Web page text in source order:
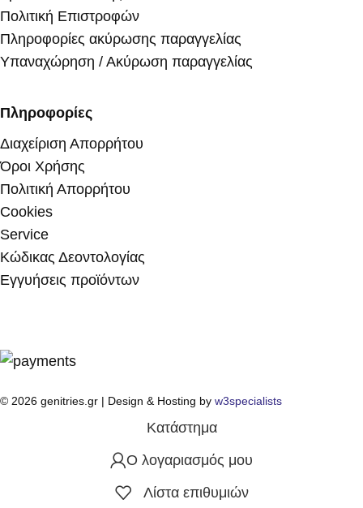
Πολιτική Επιστροφών
Πληροφορίες ακύρωσης παραγγελίας
Υπαναχώρηση / Ακύρωση παραγγελίας
Πληροφορίες
Διαχείριση Απορρήτου
Όροι Χρήσης
Πολιτική Απορρήτου
Cookies
Service
Κώδικας Δεοντολογίας
Εγγυήσεις προϊόντων
© 2026 genitries.gr | Design & Hosting by w3specialists
Κατάστημα
Ο λογαριασμός μου
Λίστα επιθυμιών